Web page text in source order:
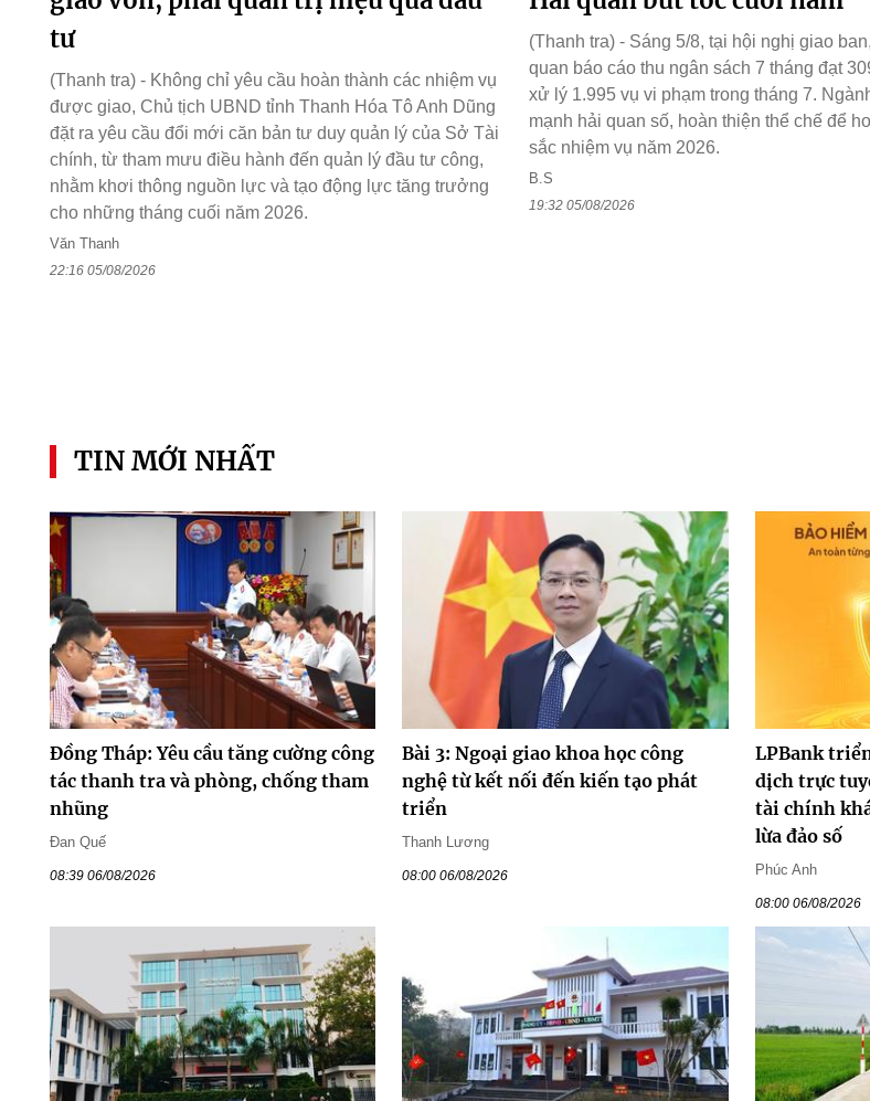
tư
(Thanh tra) - Không chỉ yêu cầu hoàn thành các nhiệm vụ
được giao, Chủ tịch UBND tỉnh Thanh Hóa Tô Anh Dũng
đặt ra yêu cầu đổi mới căn bản tư duy quản lý của Sở Tài
chính, từ tham mưu điều hành đến quản lý đầu tư công,
nhằm khơi thông nguồn lực và tạo động lực tăng trưởng
cho những tháng cuối năm 2026.
Văn Thanh
22:16 05/08/2026
(Thanh tra) - Sáng 5/8, tại hội nghị giao
quan báo cáo thu ngân sách 7 tháng đạt
xử lý 1.995 vụ vi phạm trong tháng 7.
mạnh hải quan số, hoàn thiện thể chế để
sắc nhiệm vụ năm 2026.
B.S
19:32 05/08/2026
TIN MỚI NHẤT
Đồng Tháp: Yêu cầu tăng cường công
tác thanh tra và phòng, chống tham
nhũng
Đan Quế
08:39 06/08/2026
Bài 3: Ngoại giao khoa học công
nghệ từ kết nối đến kiến tạo phát
triển
Thanh Lương
08:00 06/08/2026
LPBank
dịch trực
tài chính
lừa đảo số
Phúc Anh
08:00 06/08/2026